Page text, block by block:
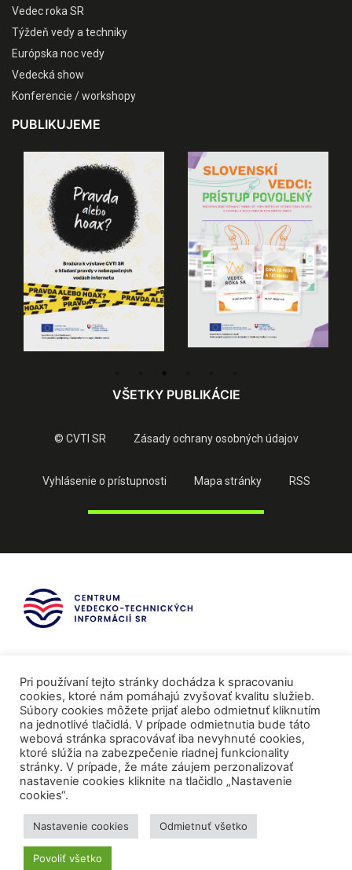
Vedec roka SR
Týždeň vedy a techniky
Európska noc vedy
Vedecká show
Konferencie / workshopy
PUBLIKUJEME
VŠETKY PUBLIKÁCIE
© CVTI SR Zásady ochrany osobných údajov
Vyhlásenie o prístupnosti Mapa stránky RSS
Mediálni partneri
Pri používaní tejto stránky dochádza k spracovaniu
cookies, ktoré nám pomáhajú zvyšovať kvalitu služieb.
Súbory cookies môžete prijať alebo odmietnuť kliknutím
na jednotlivé tlačidlá. V prípade odmietnutia bude táto
webová stránka spracovávať iba nevyhnuté cookies,
ktoré slúžia na zabezpečenie riadnej funkcionality
stránky. V prípade, že máte záujem perzonalizovať
nastavenie cookies kliknite na tlačidlo „Nastavenie
cookies“.
Nastavenie cookies Odmietnuť všetko
Povoliť všetko